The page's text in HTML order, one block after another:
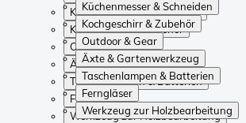
Küchenmesser & Schneiden
Kochgeschirr & Zubehör
Outdoor & Gear
Äxte & Gartenwerkzeug
Taschenlampen & Batterien
Ferngläser
Werkzeug zur Holzbearbeitung
Küchenmesser & Schneiden
Kochgeschirr & Zubehör
Outdoor & Gear
Äxte & Gartenwerkzeug
Taschenlampen & Batterien
Ferngläser
Werkzeug zur Holzbearbeitung